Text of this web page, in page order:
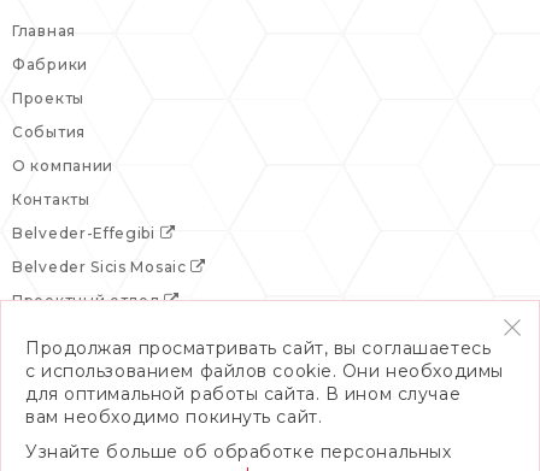
Главная
Фабрики
Проекты
События
О компании
Контакты
Belveder-Effegibi
Belveder Sicis Mosaic
Проектный отдел
Продолжая просматривать сайт, вы соглашаетесь
с использованием файлов cookie. Они необходимы
для оптимальной работы сайта. В ином случае
вам необходимо покинуть сайт.
Узнайте больше об обработке персональных